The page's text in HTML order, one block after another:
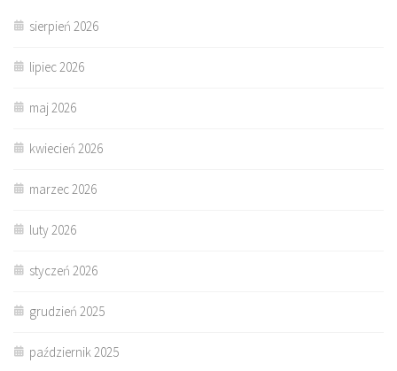
sierpień 2026
lipiec 2026
maj 2026
kwiecień 2026
marzec 2026
luty 2026
styczeń 2026
grudzień 2025
październik 2025